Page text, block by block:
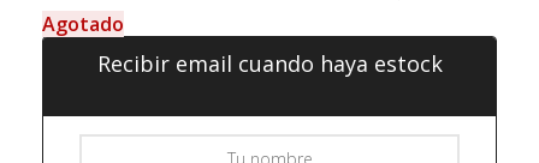
Agotado
Recibir email cuando haya estock